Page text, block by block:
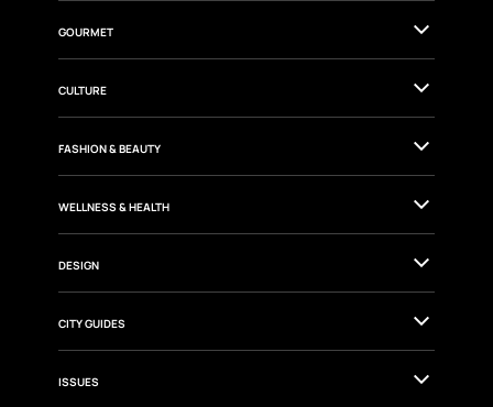
GOURMET
CULTURE
FASHION & BEAUTY
WELLNESS & HEALTH
DESIGN
CITY GUIDES
ISSUES